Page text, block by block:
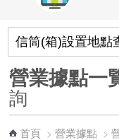
營業據點一
詢
首頁 >營業據點 >